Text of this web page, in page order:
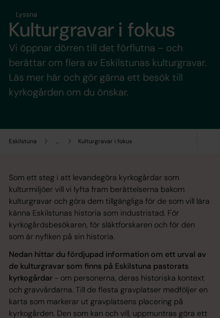
Eskilstuna ... Kulturgravar i fokus
Lyssna
Kulturgravar i fokus
Vi öppnar dörren till det förflutna – och
berättar om flera av Eskilstunas kulturgravar.
Läs mer här och gör gärna ett besök till
kyrkogården om du önskar.
Som ett steg i att levandegöra kyrkogårdar som
kulturmiljöer vill vi lyfta fram berättelserna bakom
kulturgravar och göra dem tillgängliga för de som vill lära
känna Eskilstunas historia som industristad. För
kyrkogårdsbesökaren, för släktforskaren och för den
som är nyfiken på sin historia.
Nedan hittar du fördjupad information om ett urval av
de kulturgravar som finns på Eskilstuna pastorats
kyrkogårdar - om personerna, deras historiska kontext
och gravvårdarna. Till de flesta gravplatser medföljer en
karta som markerar ut gravplatsens placering på
kyrkogården. Den som kan och vill, uppmuntras göra ett